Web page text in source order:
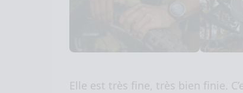
Elle est très fine, très bien finie.